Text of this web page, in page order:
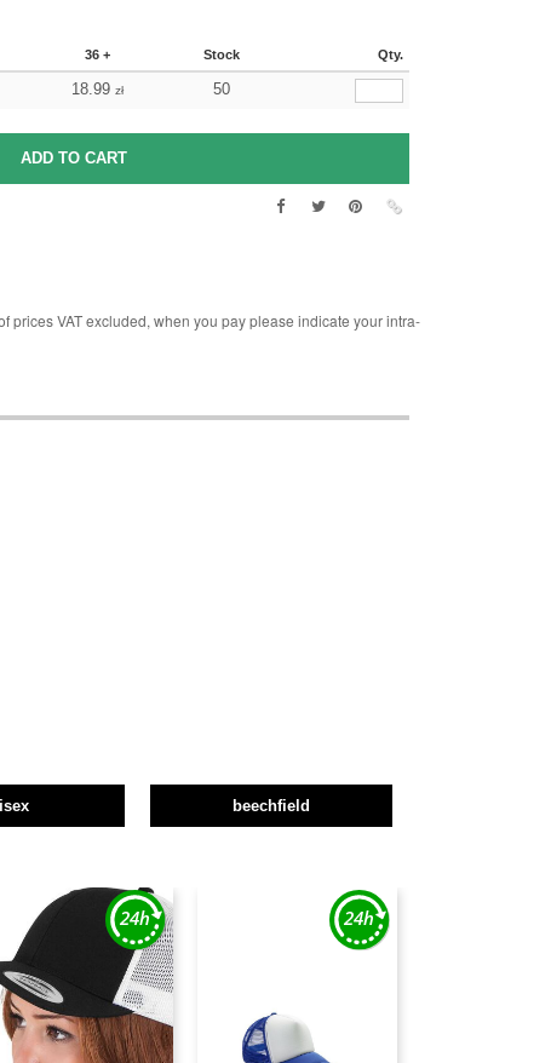
36 + Stock Qty.
18.99 zł 50
prices VAT excluded, when you pay please indicate your intra-
beechfield